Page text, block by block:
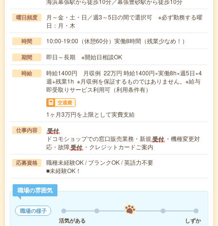
曜日頻度
月～金・土・日／週3～5日の間で選択可 ※必ず勤務する曜
日：月・木
時間 10:00-19:00（休憩60分）実働8時間（残業少なめ！）
期間 即日～長期 ※開始日相談OK
時給
時給1400円 月収例 22万円 時給1400円×実働8h×週5日×4
週+残業1h ※月収例を保証するものではありません。※給与
即受取りサービス利用可（利用条件有）
交通費
1ヶ月3万円を上限として実費支給
仕事内容 受付
ドコモショップでの窓口販売業務・新規 受付 ・機種変更対
応・故障受付 ・クレジットカードご案内
応募資格
職種未経験OK / ブランクOK / 英語力不要
■未経験OK！
職場の雰囲気
職場の様子
活気がある
しずか